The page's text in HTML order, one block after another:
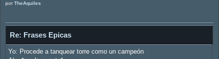
porTheAquiles
Re: Frases Epicas
Yo: Procede a tanquear torre como un campeón